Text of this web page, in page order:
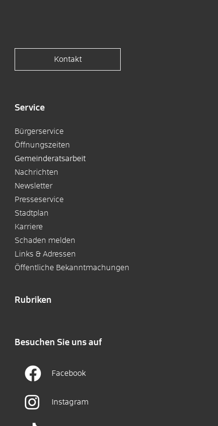
Kontakt
Service
Bürgerservice
Öffnungszeiten
Gemeinderatsarbeit
Nachrichten
Newsletter
Presseservice
Stadtplan
Karriere
Schaden melden
Links & Adressen
Öffentliche Bekanntmachungen
Rubriken
Besuchen Sie uns auf
Facebook
Instagram